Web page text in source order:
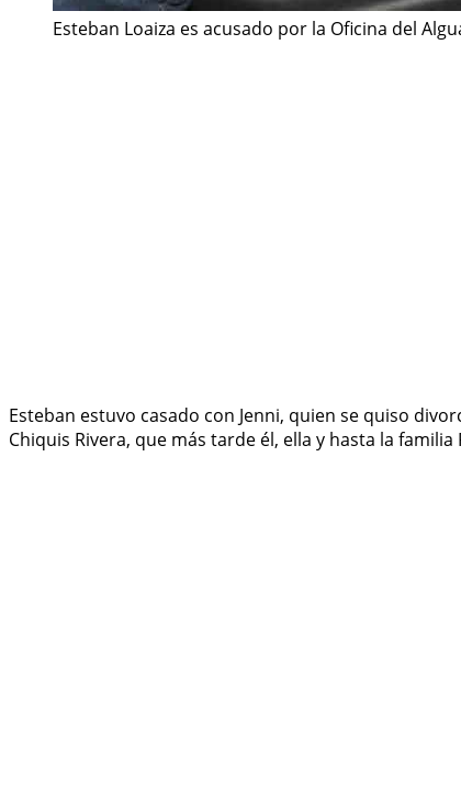
Esteban Loaiza es acusado por la Oficina del
Esteban estuvo casado con Jenni, quien se quiso
Chiquis Rivera, que más tarde él, ella y hasta la familia